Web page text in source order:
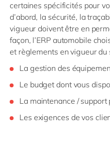
certaines spécificités pour
d’abord, la sécurité, la
vigueur doivent être en
façon, l’ERP automobile
et règlements en vigueur du
La gestion des
Le budget dont vous
La maintenance / support
Les exigences de vos